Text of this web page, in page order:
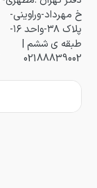
خ مهرداد-وراوینی-
پلاک ۳۸-واحد ۱۶-
طبقه ی ششم |
02188839002